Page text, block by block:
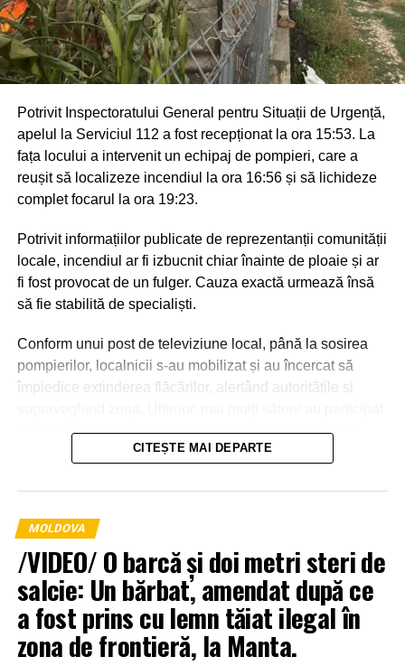
Potrivit Inspectoratului General pentru Situații de Urgență,
apelul la Serviciul 112 a fost recepționat la ora 15:53. La
fața locului a intervenit un echipaj de pompieri, care a
reușit să localizeze incendiul la ora 16:56 și să lichideze
complet focarul la ora 19:23.
Potrivit informațiilor publicate de reprezentanții comunității
locale, incendiul ar fi izbucnit chiar înainte de ploaie și ar
fi fost provocat de un fulger. Cauza exactă urmează însă
să fie stabilită de specialiști.
Conform unui post de televiziune local, până la sosirea
pompierilor, localnicii s-au mobilizat și au încercat să
împiedice extinderea flăcărilor, alertând autoritățile și
la intervenție, punând la dispoziția salvatorilor tehnică
agricolă și transportând apă pentru stingerea incendiului.
CITEȘTE MAI DEPARTE
MOLDOVA
/VIDEO/ O barcă și doi metri steri de
salcie: Un bărbat, amendat după ce
a fost prins cu lemn tăiat ilegal în
zona de frontieră, la Manta.